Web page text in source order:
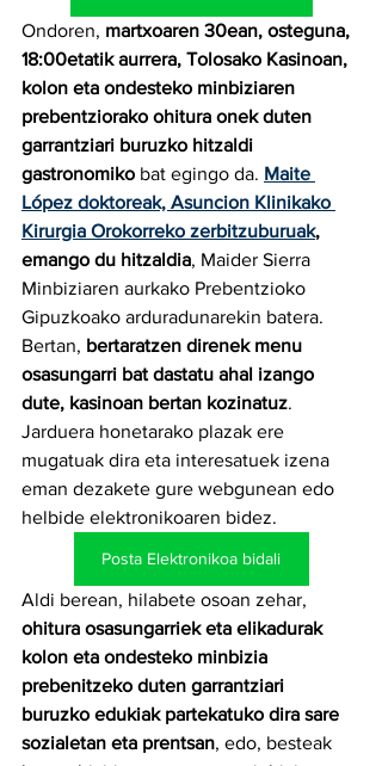
Ondoren, martxoaren 30ean, osteguna,
18:00etatik aurrera, Tolosako Kasinoan,
kolon eta ondesteko minbiziaren
prebentziorako ohitura onek duten
garrantziari buruzko hitzaldi
gastronomiko bat egingo da. Maite
López doktoreak, Asuncion Klinikako
Kirurgia Orokorreko zerbitzuburuak,
emango du hitzaldia, Maider Sierra
Minbiziaren aurkako Prebentzioko
Gipuzkoako arduradunarekin batera.
Bertan, bertaratzen direnek menu
osasungarri bat dastatu ahal izango
dute, kasinoan bertan kozinatuz.
Jarduera honetarako plazak ere
mugatuak dira eta interesatuek izena
eman dezakete gure webgunean edo
helbide elektronikoaren bidez.
Posta Elektronikoa bidali
Aldi berean, hilabete osoan zehar,
ohitura osasungarriek eta elikadurak
kolon eta ondesteko minbizia
prebenitzeko duten garrantziari
buruzko edukiak partekatuko dira sare
sozialetan eta prentsan, edo, besteak